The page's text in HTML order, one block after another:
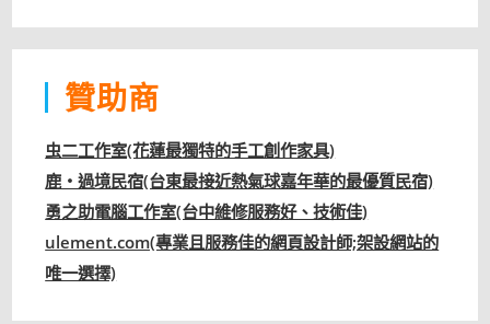
贊助商
虫二工作室(花蓮最獨特的手工創作家具)
鹿‧過境民宿(台東最接近熱氣球嘉年華的最優質民宿)
勇之助電腦工作室(台中維修服務好、技術佳)
ulement.com(專業且服務佳的網頁設計師;架設網站的
唯一選擇)